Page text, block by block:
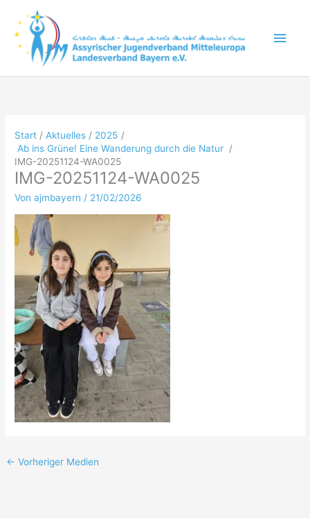
Inhalt
springen
Start Aktuelles
2025
Ab ins Grüne! Eine Wanderung durch die Natur
IMG-20251124-WA0025
IMG-20251124-WA0025
Vonajmbayern/ 21/02/2026
← Vorheriger Medien